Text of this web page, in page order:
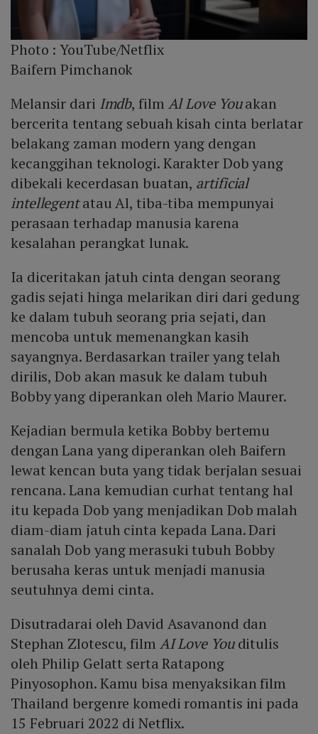
Photo :YouTube/Netflix
Baifern Pimchanok
Melansir dari Imdb, film Al Love Youakan
bercerita tentang sebuah kisah cinta berlatar
belakang zaman modern yang dengan
kecanggihan teknologi. Karakter Dob yang
dibekali kecerdasan buatan, artificial
intellegentatau Al, tiba-tiba mempunyai
perasaan terhadap manusia karena
kesalahan perangkat lunak.
Ia diceritakan jatuh cinta dengan seorang
gadis sejati hinga melarikan diri dari gedung
ke dalam tubuh seorang pria sejati, dan
mencoba untuk memenangkan kasih
sayangnya. Berdasarkan trailer yang telah
dirilis, Dob akan masuk ke dalam tubuh
Bobby yang diperankan oleh Mario Maurer.
Kejadian bermula ketika Bobby bertemu
dengan Lana yang diperankan oleh Baifern
lewat kencan buta yang tidak berjalan sesuai
rencana. Lana kemudian curhat tentang hal
itu kepada Dob yang menjadikan Dob malah
diam-diam jatuh cinta kepada Lana. Dari
sanalah Dob yang merasuki tubuh Bobby
berusaha keras untuk menjadi manusia
seutuhnya demi cinta.
Disutradarai oleh David Asavanond dan
Stephan Zlotescu, film AI Love Youditulis
oleh Philip Gelatt serta Ratapong
Pinyosophon. Kamu bisa menyaksikan film
Thailand bergenre komedi romantis ini pada
15 Februari 2022 di Netflix.